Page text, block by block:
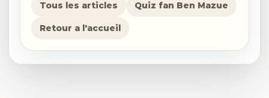
Tous les articles Quiz fan Ben Mazue
Retour a l'accueil